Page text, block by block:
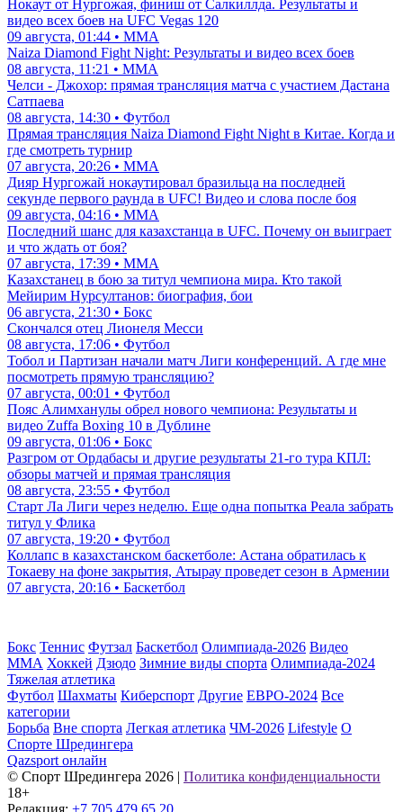
Нокаут от Нургожая, финиш от Салкиллда. Результаты и
видео всех боев на UFC Vegas 120
09 августа, 01:44 • ММА
Naiza Diamond Fight Night: Результаты и видео всех боев
08 августа, 11:21 • ММА
Челси - Джохор: прямая трансляция матча с участием Дастана
Сатпаева
08 августа, 14:30 • Футбол
Прямая трансляция Naiza Diamond Fight Night в Китае. Когда и
где смотреть турнир
07 августа, 20:26 • ММА
Дияр Нургожай нокаутировал бразильца на последней
секунде первого раунда в UFC! Видео и слова после боя
09 августа, 04:16 • ММА
Последний шанс для казахстанца в UFC. Почему он выиграет
и что ждать от боя?
07 августа, 17:39 • ММА
Казахстанец в бою за титул чемпиона мира. Кто такой
Мейирим Нурсултанов: биография, бои
06 августа, 21:30 • Бокс
Скончался отец Лионеля Месси
08 августа, 17:06 • Футбол
Тобол и Партизан начали матч Лиги конференций. А где мне
посмотреть прямую трансляцию?
07 августа, 00:01 • Футбол
Пояс Алимханулы обрел нового чемпиона: Результаты и
видео Zuffa Boxing 10 в Дублине
09 августа, 01:06 • Бокс
Разгром от Ордабасы и другие результаты 21-го тура КПЛ:
обзоры матчей и прямая трансляция
08 августа, 23:55 • Футбол
Старт Ла Лиги через неделю. Еще одна попытка Реала забрать
титул у Флика
07 августа, 19:20 • Футбол
Коллапс в казахстанском баскетболе: Астана обратилась к
Токаеву на фоне закрытия, Атырау проведет сезон в Армении
07 августа, 20:16 • Баскетбол
Бокс Теннис Футзал Баскетбол Олимпиада-2026 Видео
ММА Хоккей Дзюдо Зимние виды спорта Олимпиада-2024
Тяжелая атлетика
Футбол Шахматы Киберспорт Другие ЕВРО-2024 Все
категории
Борьба Вне спорта Легкая атлетика ЧМ-2026 Lifestyle О
Спорте Шредингера
Qazsport онлайн
© Cпорт Шредингера 2026 | Политика конфиденциальности
18+